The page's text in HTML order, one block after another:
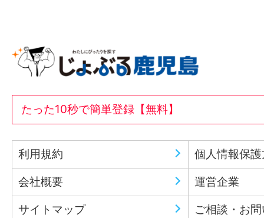
たった10秒で簡単登録【無料】
利用規約 個人情報保
会社概要 運営企業
サイトマップ ご相談・お